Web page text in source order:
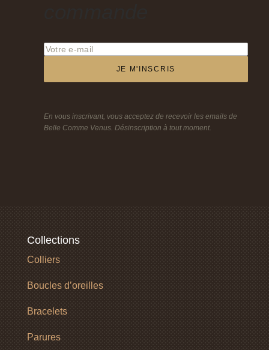
JE M'INSCRIS
En vous inscrivant, vous acceptez de recevoir les emails de
Belle Comme Venus. Désinscription à tout moment.
Collections
Colliers
Boucles d’oreilles
Bracelets
Parures